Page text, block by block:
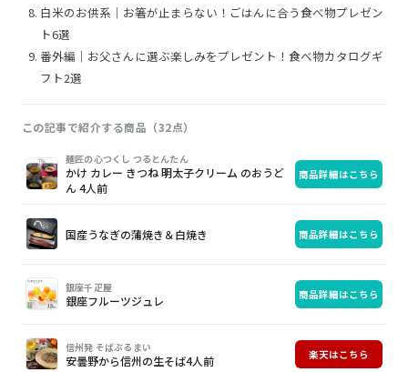
白米のお供系｜お箸が止まらない！ごはんに合う食べ物プレゼン
ト6選
番外編｜お父さんに選ぶ楽しみをプレゼント！食べ物カタログギ
フト2選
この記事で紹介する商品（32点）
像
商
品入
麺匠の心つくし つるとんたん
かけ カレー きつね 明太子クリーム のおうど
ん 4人前
商品詳細はこちら
国産うなぎの蒲焼き＆白焼き 商品詳細はこちら
銀座千疋屋
銀座フルーツジュレ 商品詳細はこちら
信州発 そばぶるまい
安曇野から信州の生そば4人前 楽天はこちら